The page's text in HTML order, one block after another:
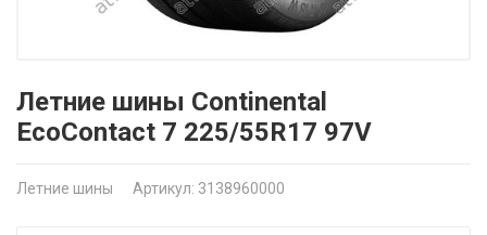
Летние шины Continental
EcoContact 7 225/55R17 97V
Летние шины Артикул: 3138960000